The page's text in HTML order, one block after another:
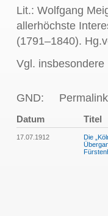
Lit.: Wolfgang
allerhöchste
(1791–1840).
Vgl.
GND:
Datum Titel
17.07.1912
Die